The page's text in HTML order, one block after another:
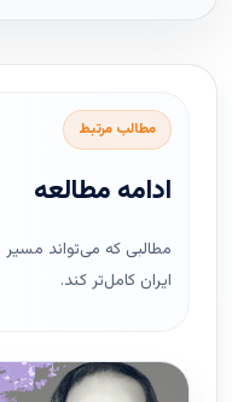
مطالب مرتبط
ادامه مطالعه
مطالبی که می‌تواند مسیر
ایران کامل‌تر کند.